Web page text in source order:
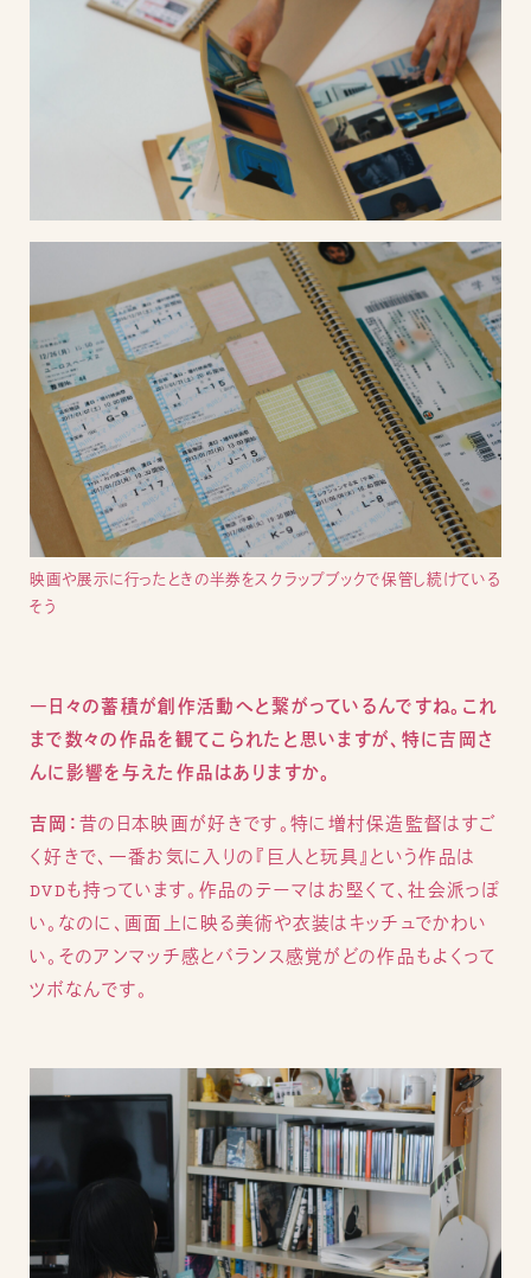
映画や展示に行ったときの半券をスクラップブックで保管し続けている
そう
―日々の蓄積が創作活動へと繋がっているんですね。これ
まで数々の作品を観てこられたと思いますが、特に吉岡さ
んに影響を与えた作品はありますか。
吉岡：昔の日本映画が好きです。特に増村保造監督はすご
く好きで、一番お気に入りの『巨人と玩具』という作品は
DVDも持っています。作品のテーマはお堅くて、社会派っぽ
い。なのに、画面上に映る美術や衣装はキッチュでかわい
い。そのアンマッチ感とバランス感覚がどの作品もよくって
ツボなんです。